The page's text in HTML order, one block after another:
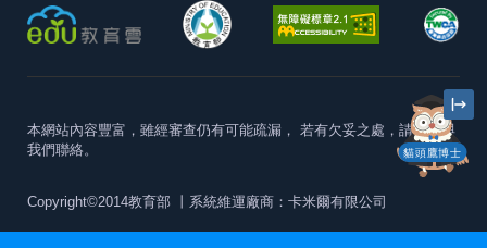
貓頭鷹博士
本網站內容豐富，雖經審查仍有可能疏漏， 若有欠妥之處，請隨時與
我們聯絡。
Copyright©2014教育部 丨系統維運廠商：卡米爾有限公司